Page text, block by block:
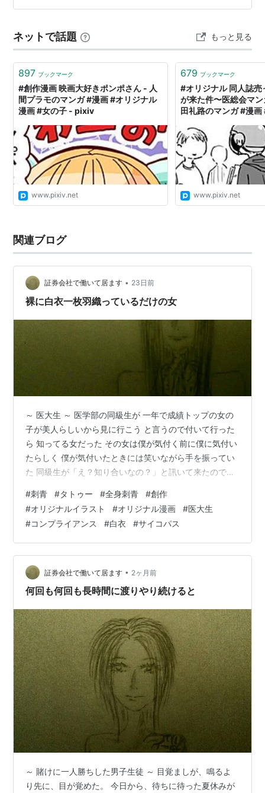
キーに追いついたんだ！つまり、両方のサイトで第４…
ネットで話題 もっと見る
897 ブックマーク
#創作漫画 映画大好きポンポさん - 人
間プラモのマンガ #漫画 #オリジナル
漫画 #女の子 - pixiv
www.pixiv.net
679 ブックマーク
#オリジナル 同人誌
が来た件〜医総会マ
田礼路のマンガ #漫
www.pixiv.net
関連ブログ
証券会社で働いて居ます • 23日前
裸に白衣一枚羽織っているだけの女
～ 医大生 ～ 医学部の同級生が 一年で成績トップの女の
子が美人らしいから見に行こう と言うので付いて行った
ら 知ってる女だった その女は僕が気付く前に僕に気付い
たらしく 僕が気付いたときには笑いながら手を振ってい
た 同級生が「え？知り合いなの？」と訊いて来たので
の子スゲー派手なインナー着てんなぁ......」と言った 同
級生はまだ気付いていないらしい...... 女は裸に白衣一枚
羽織っているだけで...... インナーどころか下着すら身に
付けていないのだということに...... TO BE COMUGIKO
院長さん達が学生だった頃のワン…
#刺青 #タトゥー #全身刺青 #創作
#オリジナルイラスト #オリジナル漫画 #医大生
#コンプライアンス #白衣 #サイコパス
証券会社で働いて居ます • 2ヶ月前
何回も何回も長時間に渡りやり続けると
～ 賭けに一人勝ちした男子生徒 ～ 目覚ましが、鳴るよ
り先に、目が覚めた。 今日から、待ちに待った夏休みが